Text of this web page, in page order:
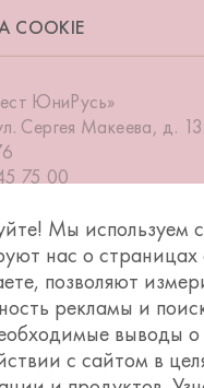
ЮниРусь»
Сергея Макеева, д.
75 00
РУЧКИ 2026, РОССИЯ
данных Нильсен RMS для
Мы используем
нас о страницах
позволяют
рекламы и
выводы о
с сайтом в